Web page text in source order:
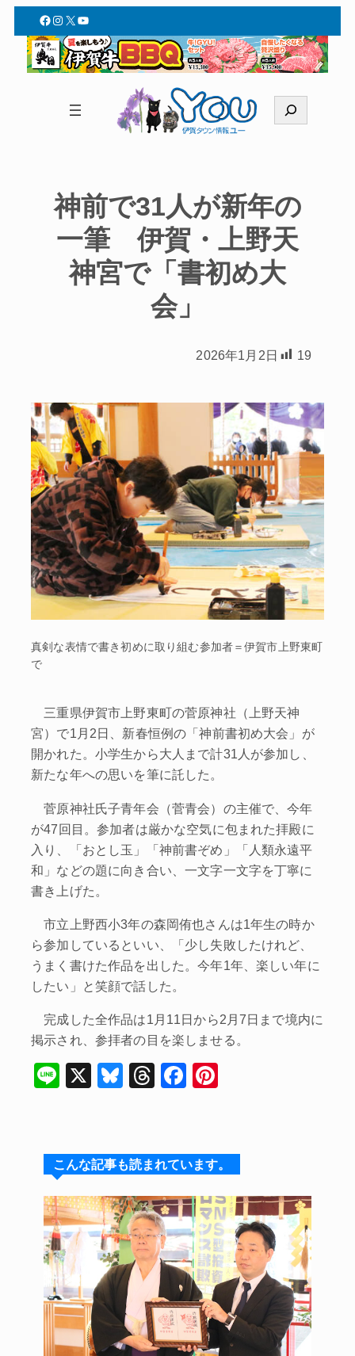
Facebook
Instagram
X YouTube
索
神前で31人が新年の
一筆 伊賀・上野天
神宮で「書初め大
会」
2026年1月2日 19
真剣な表情で書き初めに取り組む参加者＝伊賀市上野東町
で
三重県伊賀市上野東町の菅原神社（上野天神
宮）で1月2日、新春恒例の「神前書初め大会」が
開かれた。小学生から大人まで計31人が参加し、
新たな年への思いを筆に託した。
菅原神社氏子青年会（菅青会）の主催で、今年
が47回目。参加者は厳かな空気に包まれた拝殿に
入り、「おとし玉」「神前書ぞめ」「人類永遠平
和」などの題に向き合い、一文字一文字を丁寧に
書き上げた。
市立上野西小3年の森岡侑也さんは1年生の時か
ら参加しているといい、「少し失敗したけれど、
うまく書けた作品を出した。今年1年、楽しい年に
したい」と笑顔で話した。
完成した全作品は1月11日から2月7日まで境内に
掲示され、参拝者の目を楽しませる。
Li
X
Bl
s
k
y
T
a
d
s
F
e
b
o
o
k
e
st
こんな記事も読まれています。